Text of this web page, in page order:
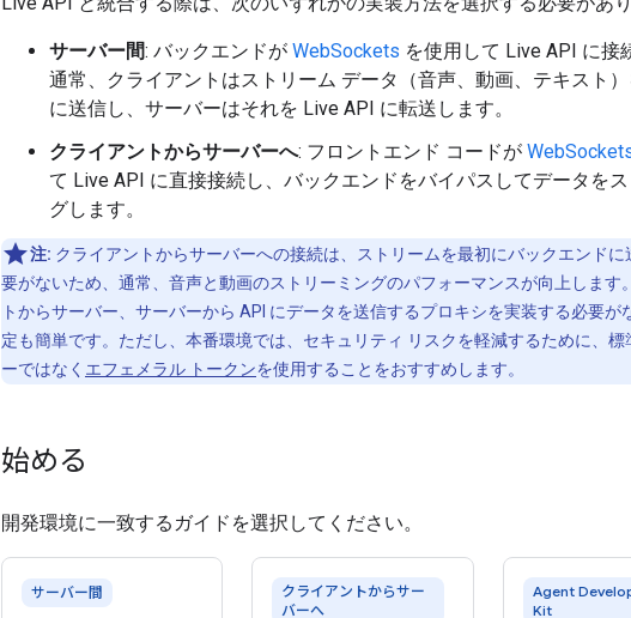
サーバー間: バックエンドが WebSockets を使用して Live API に接
通常、クライアントはストリーム データ（音声、動画、テキスト
に送信し、サーバーはそれを Live API に転送します。
クライアントからサーバーへ: フロントエンド コードが
て Live API に直接接続し、バックエンドをバイパスしてデータを
グします。
注: クライアントからサーバーへの接続は、ストリームを最初にバックエンドに
要がないため、通常、音声と動画のストリーミングのパフォーマンスが向上します
トからサーバー、サーバーから API にデータを送信するプロキシを実装する必要が
定も簡単です。ただし、本番環境では、セキュリティ リスクを軽減するために、標
ーではなく エフェメラル トークンを使用することをおすすめします。
始める
開発環境に一致するガイドを選択してください。
サーバー間
クライアントからサー
バーへ
Agent
Kit